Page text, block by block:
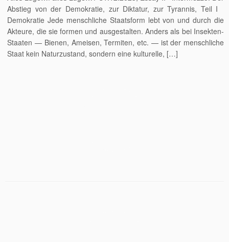
Abstieg von der Demokratie, zur Diktatur, zur Tyrannis, Teil I
Demokratie Jede menschliche Staatsform lebt von und durch die
Akteure, die sie formen und ausgestalten. Anders als bei Insekten-
Staaten — Bienen, Ameisen, Termiten, etc. — ist der menschliche
Staat kein Naturzustand, sondern eine kulturelle, […]